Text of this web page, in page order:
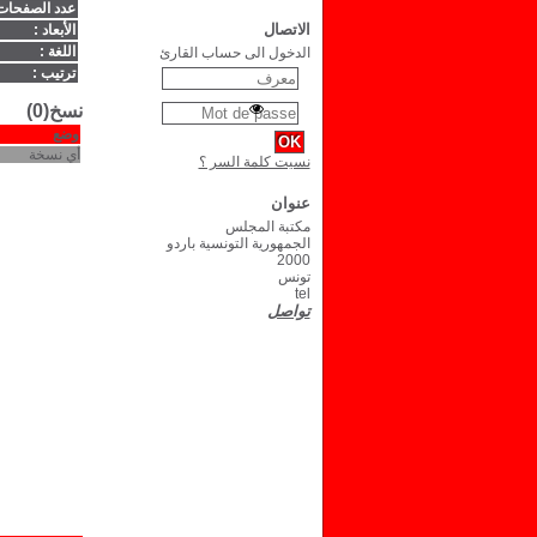
عدد
الأبعاد :
اللغة :
ترتيب :
نسخ(0)
وضع
أي نسخة
الاتصال
الدخول الى حساب القارئ
نسيت كلمة السر ؟
عنوان
مكتبة المجلس
الجمهورية التونسية باردو
2000
تونس
tel
تواصل